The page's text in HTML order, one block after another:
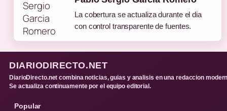
La cobertura se actualiza durante el dia
con control transparente de fuentes.
DIARIODIRECTO.NET
DiarioDirecto.net combina noticias, guias y analisis en una redaccion
Se actualiza continuamente por el equipo editorial.
Popular